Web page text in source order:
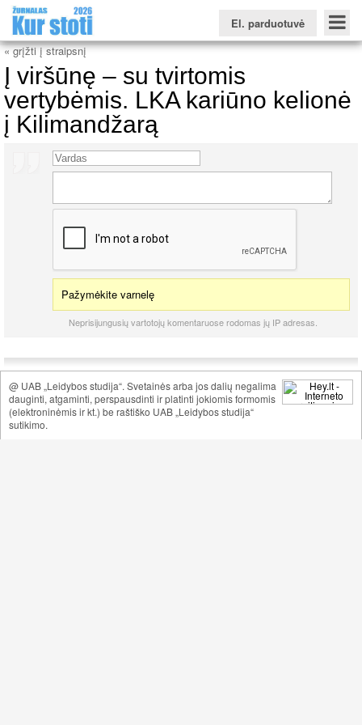
El. parduotuvė
Konkursinio balo skaičiuoklė Žurnalas KUR STOTI
Universitetų sritis
Kolegijų sritis
Profesinių mokyklų sritis
« grįžti į straipsnį
Į viršūnę – su tvirtomis
vertybėmis. LKA kariūno kelionė
į Kilimandžarą
Pažymėkite varnelę
Neprisijungusių vartotojų komentaruose rodomas jų IP adresas.
@ UAB „Leidybos studija“. Svetainės arba jos dalių negalima
dauginti, atgaminti, perspausdinti ir platinti jokiomis formomis
(elektroninėmis ir kt.) be raštiško UAB „Leidybos studija“
sutikimo.